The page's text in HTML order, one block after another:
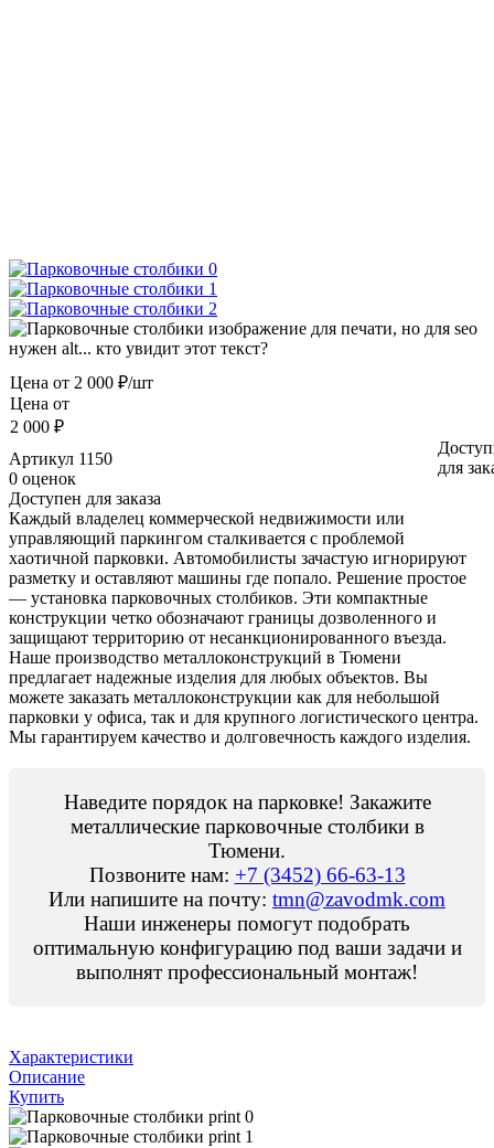
Цена от 2 000 ₽/шт
Цена от
2 000 ₽
для
Артикул 1150
0 оценок
Доступен для заказа
Каждый владелец коммерческой недвижимости или
управляющий паркингом сталкивается с проблемой
хаотичной парковки. Автомобилисты зачастую игнорируют
разметку и оставляют машины где попало. Решение простое
— установка парковочных столбиков. Эти компактные
конструкции четко обозначают границы дозволенного и
защищают территорию от несанкционированного въезда.
Наше производство металлоконструкций в Тюмени
предлагает надежные изделия для любых объектов. Вы
можете заказать металлоконструкции как для небольшой
парковки у офиса, так и для крупного логистического центра.
Мы гарантируем качество и долговечность каждого изделия.
Наведите порядок на парковке! Закажите
металлические парковочные столбики в
Тюмени.
Позвоните нам: +7 (3452) 66-63-13
Или напишите на почту: tmn@zavodmk.com
Наши инженеры помогут подобрать
оптимальную конфигурацию под ваши задачи и
выполнят профессиональный монтаж!
Характеристики
Описание
Купить